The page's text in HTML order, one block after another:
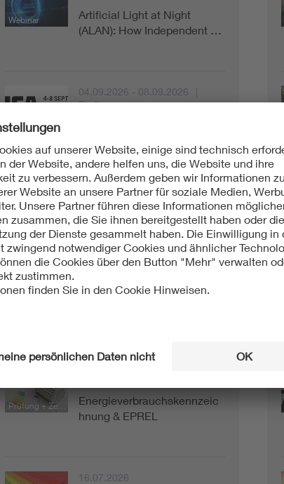
Webinar
Artificial Light at Night
(ALAN): How Independent …
04.09.2026 - 08.09.2026
Berlin
Webinar
08.09.2026
Online-
Konferenzraum
Normgerechte Blitzschutz-
Prüfberichte
Prüfung + Zertifizierung
Energieverbrauchskennzeic
hnung & EPREL
16.07.2026